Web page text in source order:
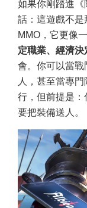
如果你剛踏進
話：這遊戲不
MMO，它更像
定職業、經濟
會。你可以當
人，甚至當專
行，但前提是：
要把裝備送人。